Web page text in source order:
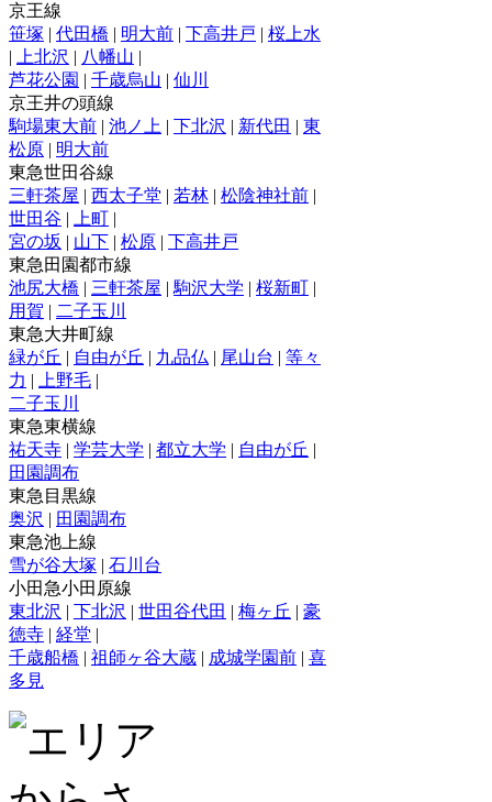
京王線
笹塚 | 代田橋 | 明大前 | 下高井戸 | 桜上水
|
上北沢 | 八幡山 |
芦花公園 | 千歳烏山 | 仙川
京王井の頭線
駒場東大前 | 池ノ上 | 下北沢 | 新代田 | 東
松原 | 明大前
東急世田谷線
三軒茶屋 | 西太子堂 | 若林 | 松陰神社前 |
世田谷 | 上町 |
宮の坂 | 山下 | 松原 | 下高井戸
東急田園都市線
池尻大橋 | 三軒茶屋 | 駒沢大学 | 桜新町 |
用賀 | 二子玉川
東急大井町線
緑が丘 | 自由が丘 | 九品仏 | 尾山台 | 等々
力 | 上野毛 |
二子玉川
東急東横線
祐天寺 | 学芸大学 | 都立大学 | 自由が丘 |
田園調布
東急目黒線
奥沢 | 田園調布
東急池上線
雪が谷大塚 | 石川台
小田急小田原線
東北沢 | 下北沢 | 世田谷代田 | 梅ヶ丘 | 豪
徳寺 | 経堂 |
千歳船橋 | 祖師ヶ谷大蔵 | 成城学園前 | 喜
多見